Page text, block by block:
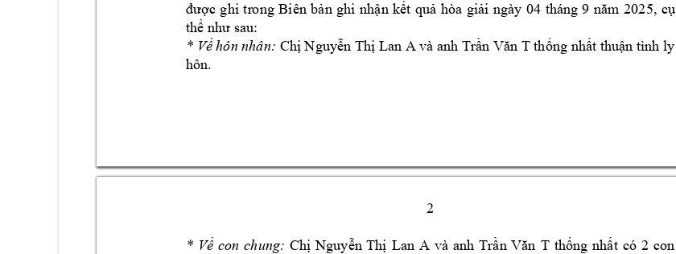
được ghi trong Biên bản ghi nhận kết quả hòa giải ngày 04 tháng 9 năm 2025, cụ
thể như sau:
* Về hôn nhân: Chị Nguyễn Thị Lan A và anh Trần Văn T thống nhất thuận tình ly
hôn.
2
* Về con chung: Chị Nguyễn Thị Lan A và anh Trần Văn T thống nhất có 2 con